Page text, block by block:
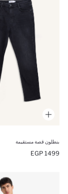
بنطلون قصة مستقيمة
1499 EGP